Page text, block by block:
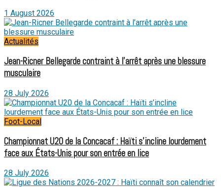
1 August 2026
Actualités
Jean-Ricner Bellegarde contraint à l’arrêt après une blessure
musculaire
28 July 2026
Foot-Local
Championnat U20 de la Concacaf : Haïti s’incline lourdement
face aux États-Unis pour son entrée en lice
28 July 2026